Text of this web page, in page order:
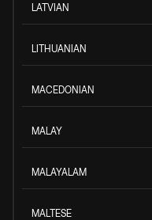
LATVIAN
LITHUANIAN
MACEDONIAN
MALAY
MALAYALAM
MALTESE